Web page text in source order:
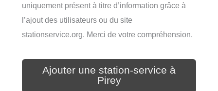
uniquement présent à titre d’information grâce à
l’ajout des utilisateurs ou du site
stationservice.org. Merci de votre compréhension.
Ajouter une station-service à
Pirey